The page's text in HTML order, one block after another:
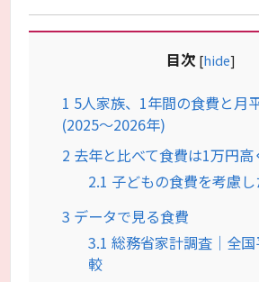
目次 [hide]
1 5人家族、1年間の食費と月
(2025～2026年)
2 去年と比べて食費は1万円高
2.1 子どもの食費を考慮
3 データで見る食費
3.1 総務省家計調査｜全
較